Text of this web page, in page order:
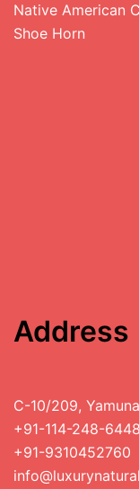
Native American
Shoe Horn
Address
C-10/209,
+91-114-248-6448
+91-9310452760